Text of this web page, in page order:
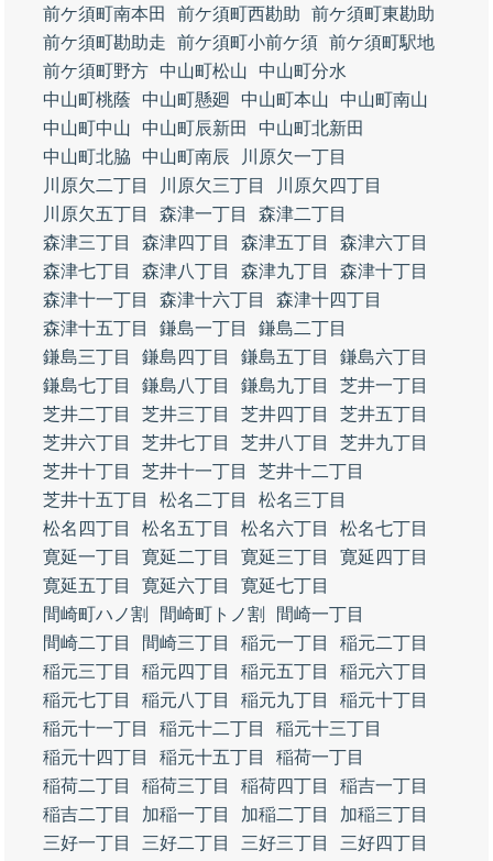
前ケ須町南本田
前ケ須町西勘助
前ケ須町東勘助
前ケ須町勘助走
前ケ須町小前ケ須 前ケ須町駅地
前ケ須町野方
中山町松山
中山町分水
中山町桃蔭
中山町懸廻 中山町本山
中山町南山
中山町中山
中山町辰新田
中山町北新田
中山町北脇
中山町南辰
川原欠一丁目
川原欠二丁目
川原欠三丁目
川原欠四丁目
川原欠五丁目
森津一丁目
森津二丁目
森津三丁目
森津四丁目 森津五丁目
森津六丁目
森津七丁目
森津八丁目 森津九丁目
森津十丁目
森津十一丁目
森津十六丁目
森津十四丁目
森津十五丁目
鎌島一丁目
鎌島二丁目
鎌島三丁目
鎌島四丁目 鎌島五丁目
鎌島六丁目
鎌島七丁目
鎌島八丁目 鎌島九丁目
芝井一丁目
芝井二丁目
芝井三丁目 芝井四丁目
芝井五丁目
芝井六丁目
芝井七丁目 芝井八丁目
芝井九丁目
芝井十丁目
芝井十一丁目
芝井十二丁目
芝井十五丁目
松名二丁目
松名三丁目
松名四丁目
松名五丁目 松名六丁目
松名七丁目
寛延一丁目
寛延二丁目 寛延三丁目
寛延四丁目
寛延五丁目
寛延六丁目
寛延七丁目
間崎町ハノ割
間崎町トノ割
間崎一丁目
間崎二丁目
間崎三丁目 稲元一丁目
稲元二丁目
稲元三丁目
稲元四丁目 稲元五丁目
稲元六丁目
稲元七丁目
稲元八丁目 稲元九丁目
稲元十丁目
稲元十一丁目
稲元十二丁目
稲元十三丁目
稲元十四丁目
稲元十五丁目
稲荷一丁目
稲荷二丁目
稲荷三丁目 稲荷四丁目
稲吉一丁目
稲吉二丁目
加稲一丁目 加稲二丁目
加稲三丁目
三好一丁目
三好二丁目 三好三丁目
三好四丁目